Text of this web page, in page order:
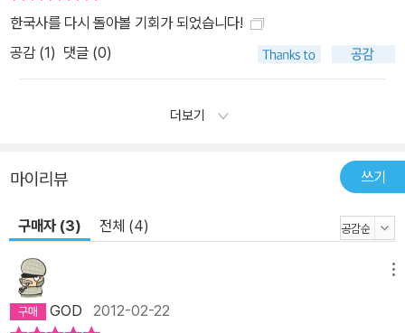
한국사를 다시 돌아볼 기회가 되었습니다!
공감 (1) 댓글 (0)
더보기
마이리뷰 쓰기
구매자 (3) 전체 (4)
GOD 2012-02-22